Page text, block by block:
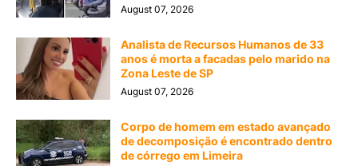
August 07, 2026
Analista de Recursos Humanos de 33
anos é morta a facadas pelo marido na
Zona Leste de SP
August 07, 2026
Corpo de homem em estado avançado
de decomposição é encontrado dentro
de córrego em Limeira